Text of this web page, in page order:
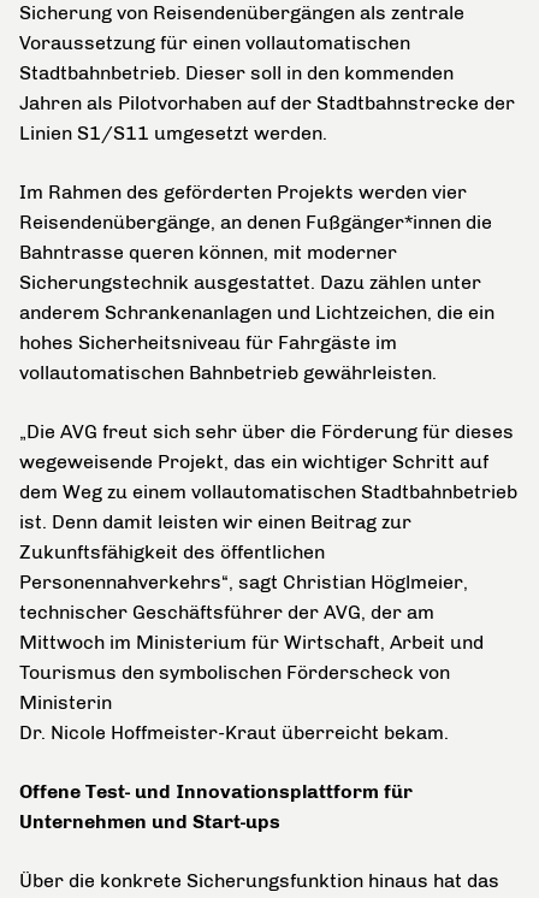
Sicherung von Reisendenübergängen als zentrale
Voraussetzung für einen vollautomatischen
Stadtbahnbetrieb. Dieser soll in den kommenden
Jahren als Pilotvorhaben auf der Stadtbahnstrecke der
Linien S1/S11 umgesetzt werden.
Im Rahmen des geförderten Projekts werden vier
Reisendenübergänge, an denen Fußgänger*innen die
Bahntrasse queren können, mit moderner
Sicherungstechnik ausgestattet. Dazu zählen unter
anderem Schrankenanlagen und Lichtzeichen, die ein
hohes Sicherheitsniveau für Fahrgäste im
vollautomatischen Bahnbetrieb gewährleisten.
„Die AVG freut sich sehr über die Förderung für dieses
wegeweisende Projekt, das ein wichtiger Schritt auf
dem Weg zu einem vollautomatischen Stadtbahnbetrieb
ist. Denn damit leisten wir einen Beitrag zur
Zukunftsfähigkeit des öffentlichen
Personennahverkehrs“, sagt Christian Höglmeier,
technischer Geschäftsführer der AVG, der am
Mittwoch im Ministerium für Wirtschaft, Arbeit und
Tourismus den symbolischen Förderscheck von
Ministerin
Dr. Nicole Hoffmeister-Kraut überreicht bekam.
Offene Test- und Innovationsplattform für
Unternehmen und Start-ups
Über die konkrete Sicherungsfunktion hinaus hat das